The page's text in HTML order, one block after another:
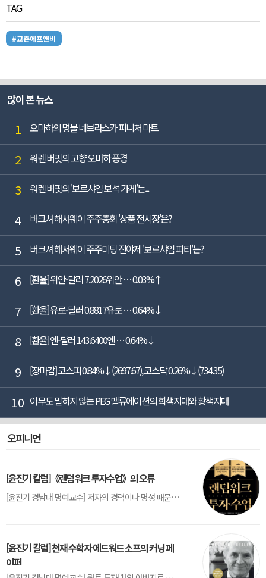
TAG
#교촌에프앤비
많이 본 뉴스
1 오마하의 명물 네브라스카 퍼니처 마트
2 워렌 버핏의 고향 오마하 풍경
3 워렌 버핏의 '보르샤임 보석 가게'는...
4 버크셔 해서웨이 주주총회 '상품 전시장'은?
5 버크셔 해서웨이 주주미팅 전야제 '보르샤임 파티'는?
6 [환율] 위안-달러 7.2026위안 … 0.03%↑
7 [환율] 유로-달러 0.8817유로 … 0.64%↓
8 [환율] 엔-달러 143.6400엔 … 0.64%↓
9 [장마감] 코스피 0.84%↓(2697.67), 코스닥 0.26%↓(734.35)
10 아무도 말하지 않는 PEG 밸류에이션의 회색지대와 황색지대
오피니언
[윤진기 칼럼]《랜덤워크 투자수업》의 오류
[윤진기 경남대 명예교수] 저자의 경력이나 명성 때문인지 2020년에 번역 출판된 《랜덤워크 투자수업》(A Random Walk Down Wall Street) 12판은 표지부터가 거창하다. ‘45년간 12번 개정하며 철저히 검증한 투자서’, ‘전문가 부럽지 않은 투자 감각을 길러주는 위대한 투자지침서’ 라는 은빛 광고문구로 독자를 유혹한다.[1] 출판 50주...
[윤진기 칼럼] 천재 수학자 에드워드 소프의 커닝 페
이퍼